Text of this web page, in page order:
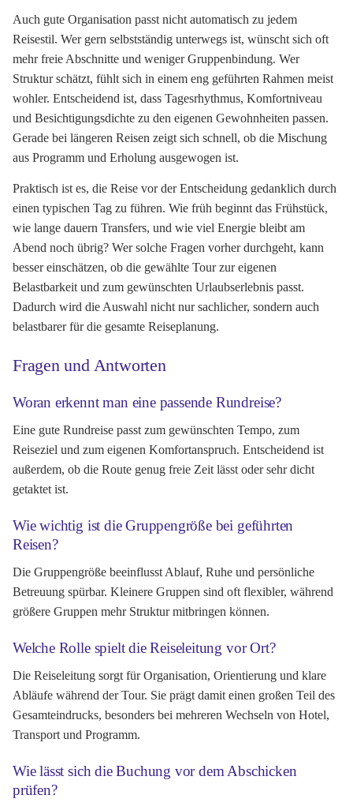
Auch gute Organisation passt nicht automatisch zu jedem
Reisestil. Wer gern selbstständig unterwegs ist, wünscht sich oft
mehr freie Abschnitte und weniger Gruppenbindung. Wer
Struktur schätzt, fühlt sich in einem eng geführten Rahmen meist
wohler. Entscheidend ist, dass Tagesrhythmus, Komfortniveau
und Besichtigungsdichte zu den eigenen Gewohnheiten passen.
Gerade bei längeren Reisen zeigt sich schnell, ob die Mischung
aus Programm und Erholung ausgewogen ist.
Praktisch ist es, die Reise vor der Entscheidung gedanklich durch
einen typischen Tag zu führen. Wie früh beginnt das Frühstück,
wie lange dauern Transfers, und wie viel Energie bleibt am
Abend noch übrig? Wer solche Fragen vorher durchgeht, kann
besser einschätzen, ob die gewählte Tour zur eigenen
Belastbarkeit und zum gewünschten Urlaubserlebnis passt.
Dadurch wird die Auswahl nicht nur sachlicher, sondern auch
belastbarer für die gesamte Reiseplanung.
Fragen und Antworten
Woran erkennt man eine passende Rundreise?
Eine gute Rundreise passt zum gewünschten Tempo, zum
Reiseziel und zum eigenen Komfortanspruch. Entscheidend ist
außerdem, ob die Route genug freie Zeit lässt oder sehr dicht
getaktet ist.
Wie wichtig ist die Gruppengröße bei geführten
Reisen?
Die Gruppengröße beeinflusst Ablauf, Ruhe und persönliche
Betreuung spürbar. Kleinere Gruppen sind oft flexibler, während
größere Gruppen mehr Struktur mitbringen können.
Welche Rolle spielt die Reiseleitung vor Ort?
Die Reiseleitung sorgt für Organisation, Orientierung und klare
Abläufe während der Tour. Sie prägt damit einen großen Teil des
Gesamteindrucks, besonders bei mehreren Wechseln von Hotel,
Transport und Programm.
Wie lässt sich die Buchung vor dem Abschicken
prüfen?